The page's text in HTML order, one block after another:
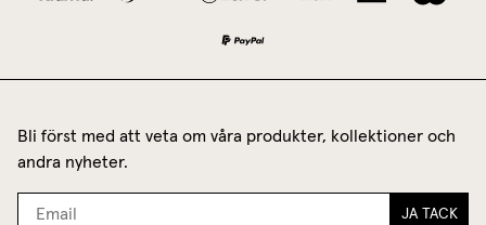
Bli först med att veta om våra produkter, kollektioner och
andra nyheter.
JA TACK